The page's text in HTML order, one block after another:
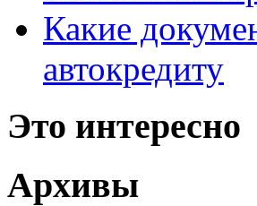
Какие
автокредиту
Это интересно
Архивы